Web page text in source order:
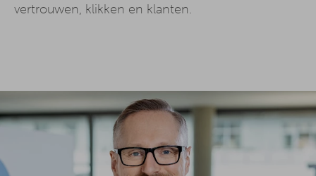
vertrouwen, klikken en klanten.